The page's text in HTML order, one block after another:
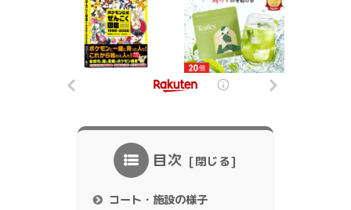
目次
コート・施設の様子